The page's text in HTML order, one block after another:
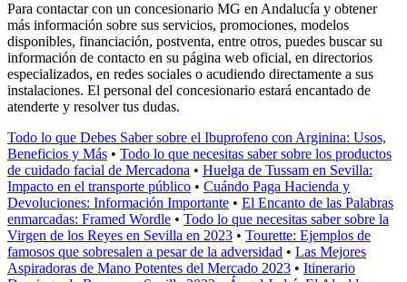
Para contactar con un concesionario MG en Andalucía y obtener
más información sobre sus servicios, promociones, modelos
disponibles, financiación, postventa, entre otros, puedes buscar su
información de contacto en su página web oficial, en directorios
especializados, en redes sociales o acudiendo directamente a sus
instalaciones. El personal del concesionario estará encantado de
atenderte y resolver tus dudas.
Todo lo que Debes Saber sobre el Ibuprofeno con Arginina: Usos,
Beneficios y Más • Todo lo que necesitas saber sobre los productos
de cuidado facial de Mercadona • Huelga de Tussam en Sevilla:
Impacto en el transporte público • Cuándo Paga Hacienda y
Devoluciones: Información Importante • El Encanto de las Palabras
enmarcadas: Framed Wordle • Todo lo que necesitas saber sobre la
Virgen de los Reyes en Sevilla en 2023 • Tourette: Ejemplos de
famosos que sobresalen a pesar de la adversidad • Las Mejores
Aspiradoras de Mano Potentes del Mercado 2023 • Itinerario